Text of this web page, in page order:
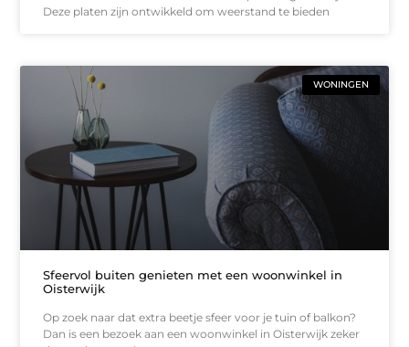
Deze platen zijn ontwikkeld om weerstand te bieden
WONINGEN
Sfeervol buiten genieten met een woonwinkel in
Oisterwijk
Op zoek naar dat extra beetje sfeer voor je tuin of balkon?
Dan is een bezoek aan een woonwinkel in Oisterwijk zeker